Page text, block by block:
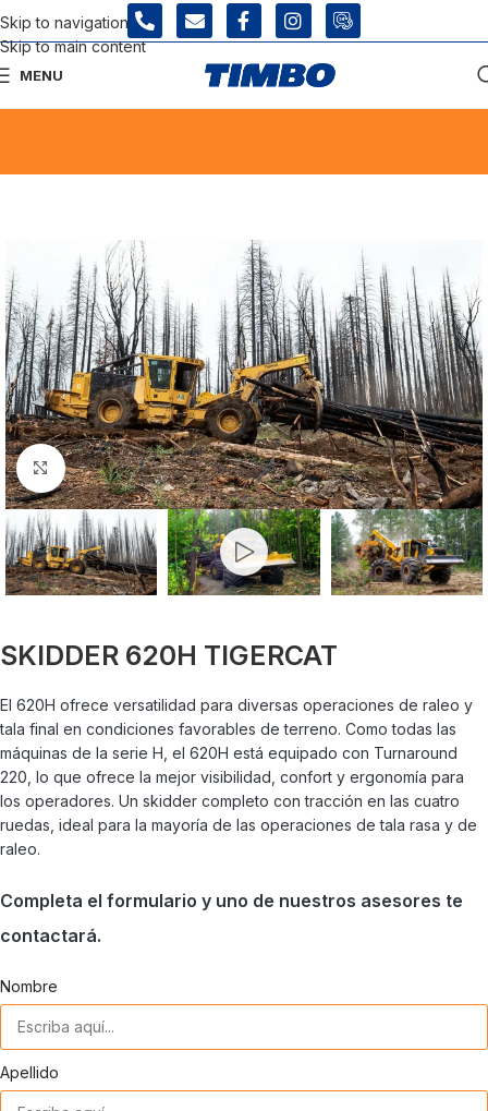
Skip to navigation
Skip to main content
MENU
SKIDDER 620H TIGERCAT
Click para agrandar
SKIDDER 620H TIGERCAT
El 620H ofrece versatilidad para diversas operaciones de raleo y
tala final en condiciones favorables de terreno. Como todas las
máquinas de la serie H, el 620H está equipado con Turnaround
220, lo que ofrece la mejor visibilidad, confort y ergonomía para
los operadores. Un skidder completo con tracción en las cuatro
ruedas, ideal para la mayoría de las operaciones de tala rasa y de
raleo.
Completa el formulario y uno de nuestros asesores te
contactará.
Nombre
Apellido